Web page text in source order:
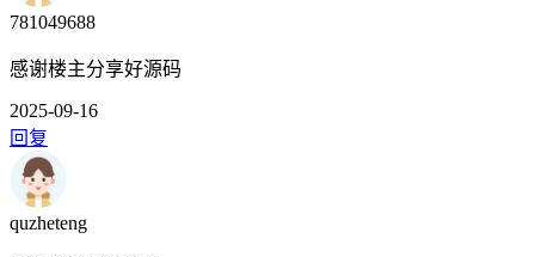
781049688
感谢楼主分享好源码
2025-09-16
回复
quzheteng